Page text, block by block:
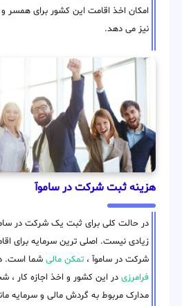
امکان اخذ اقامت این کشور برای همسر و
نیز می دهد.
هزینه ثبت شرکت در ساموآ
در حالت کلی برای ثبت یک شرکت در
زیادی نیست. اصلی ترین سرمایه برای
شرکت در ساموآ ، تمکن مالی شما است.
فرامرزی در این کشور و اخذ اجازه کار ،
مدارک مربوط به گردش مالی و سرمایه